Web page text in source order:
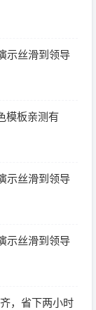
示丝滑到领导
模板亲测有
示丝滑到领导
示丝滑到领导
，省下两小时